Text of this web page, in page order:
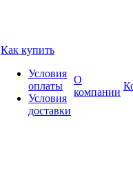
Как купить
Условия
оплаты
Условия
доставки
О
компании